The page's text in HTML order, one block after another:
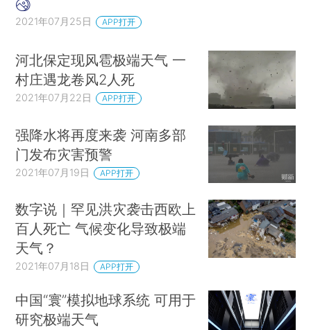
2021年07月25日 APP打开
河北保定现风雹极端天气 一
村庄遇龙卷风2人死
2021年07月22日 APP打开
强降水将再度来袭 河南多部
门发布灾害预警
2021年07月19日 APP打开
数字说｜罕见洪灾袭击西欧上
百人死亡 气候变化导致极端
天气？
2021年07月18日 APP打开
中国“寰”模拟地球系统 可用于
研究极端天气